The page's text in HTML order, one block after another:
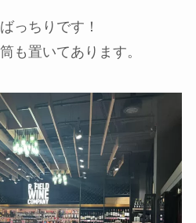
っちりです！
も置いてあります。